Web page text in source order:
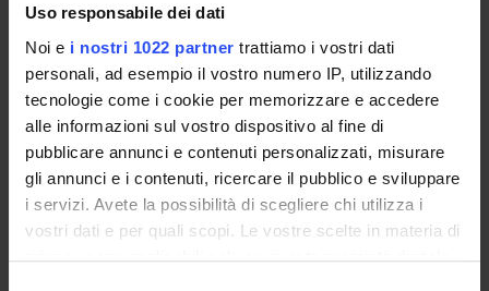
Uso responsabile dei dati
Noi e i nostri 1022 partner trattiamo i vostri dati
personali, ad esempio il vostro numero IP, utilizzando
tecnologie come i cookie per memorizzare e accedere
alle informazioni sul vostro dispositivo al fine di
pubblicare annunci e contenuti personalizzati, misurare
gli annunci e i contenuti, ricercare il pubblico e sviluppare
i servizi. Avete la possibilità di scegliere chi utilizza i
vostri dati e per quali scopi. Le vostre scelte in materia di
privacy sono applicabili solo su questa proprietà digitale
IRCCS Fondazione Stella Maris-Istituto di Ricovero
a Carattere Scientifico- STELMAR
ENTI FINANZIATORI:
IRCCS Fondazione Stella Maris
Finanziamento:assegnato e gestito dal Dipartimento
Programma:JOINT PROJECTS